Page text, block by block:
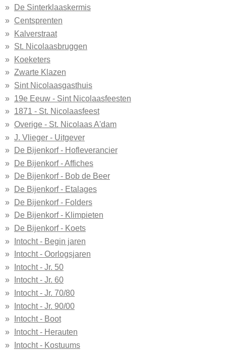
De Sinterklaaskermis
Centsprenten
Kalverstraat
St. Nicolaasbruggen
Koeketers
Zwarte Klazen
Sint Nicolaasgasthuis
19e Eeuw - Sint Nicolaasfeesten
1871 - St. Nicolaasfeest
Overige - St. Nicolaas A'dam
J. Vlieger - Uitgever
De Bijenkorf - Hofleverancier
De Bijenkorf - Affiches
De Bijenkorf - Bob de Beer
De Bijenkorf - Etalages
De Bijenkorf - Folders
De Bijenkorf - Klimpieten
De Bijenkorf - Koets
Intocht - Begin jaren
Intocht - Oorlogsjaren
Intocht - Jr. 50
Intocht - Jr. 60
Intocht - Jr. 70/80
Intocht - Jr. 90/00
Intocht - Boot
Intocht - Herauten
Intocht - Kostuums